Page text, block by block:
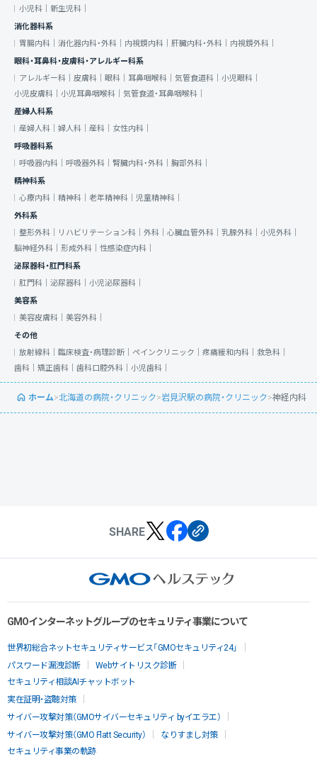
小児科｜ 新生児科｜
消化器科系
胃腸内科｜ 消化器内科・外科｜ 内視鏡内科｜ 肝臓内科・外科｜ 内視鏡外科｜
眼科・耳鼻科・皮膚科・アレルギー科系
アレルギー科｜ 皮膚科｜ 眼科｜ 耳鼻咽喉科｜ 気管食道科｜ 小児眼科｜
小児皮膚科｜ 小児耳鼻咽喉科｜ 気管食道・耳鼻咽喉科｜
産婦人科系
産婦人科｜ 婦人科｜ 産科｜ 女性内科｜
呼吸器科系
呼吸器内科｜ 呼吸器外科｜ 腎臓内科・外科｜ 胸部外科｜
精神科系
心療内科｜ 精神科｜ 老年精神科｜ 児童精神科｜
外科系
整形外科｜
リハビリテーション科｜ 外科｜ 心臓血管外科｜ 乳腺外科｜ 小児外科｜
脳神経外科｜ 形成外科｜ 性感染症内科｜
泌尿器科・肛門科系
肛門科｜ 泌尿器科｜ 小児泌尿器科｜
美容系
美容皮膚科｜ 美容外科｜
その他
放射線科｜ 臨床検査・病理診断｜ ペインクリニック｜ 疼痛緩和内科｜ 救急科｜
歯科｜ 矯正歯科｜ 歯科口腔外科｜ 小児歯科｜
ホーム>北海道の病院・クリニック>岩見沢駅の病院・クリニック>神経内科
SHARE
GMOインターネットグループのセキュリティ事業について
世界初総合ネットセキュリティサービス「GMOセキュリティ24」
パスワード漏洩診断
Webサイトリスク診断
セキュリティ相談AIチャットボット
実在証明・盗聴対策
サイバー攻撃対策（GMOサイバーセキュリティ byイエラエ）
サイバー攻撃対策（GMO Flatt Security）
なりすまし対策
セキュリティ事業の軌跡